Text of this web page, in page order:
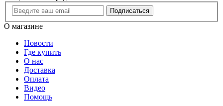
Подписаться
О магазине
Новости
Где купить
О нас
Доставка
Оплата
Видео
Помощь